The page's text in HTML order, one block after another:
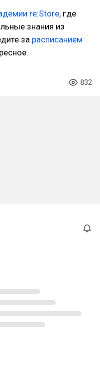
re:Store, где
знания из
за расписанием
832